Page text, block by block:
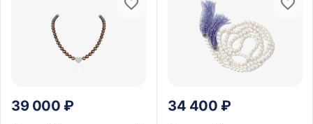
39 000 ₽ 34 400 ₽